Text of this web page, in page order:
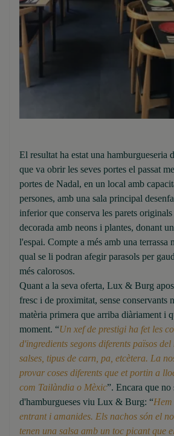
El resultat ha estat una hamburgueseria
que va obrir les seves portes el passat
portes de Nadal, en un local amb
persones, amb una sala principal
inferior que conserva les parets
decorada amb neons i plantes, donant
l'espai. Compte a més amb una terrassa
qual se li podran afegir parasols per
més calorosos.
Quant a la seva oferta, Lux & Burg
fresc i de proximitat, sense conservants
matèria primera que arriba diàriament i
moment. “Un xef de prestigi ha fet les
d'ingredients segons diferents països
salses, tipus de carn, pa, etcètera. La
provar coses diferents que et portin a
com Tailàndia o Mèxic”. Encara que no
d'hamburgueses viu Lux & Burg: “
entrant i amanides. Els nachos són el
tenen una salsa amb un toc picant que